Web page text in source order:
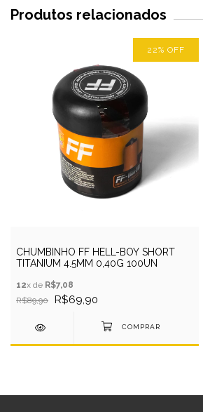
Produtos relacionados
22% OFF
CHUMBINHO FF HELL-BOY SHORT
TITANIUM 4.5MM 0,40G 100UN
12x de R$7,08
R$89,90
R$69,90